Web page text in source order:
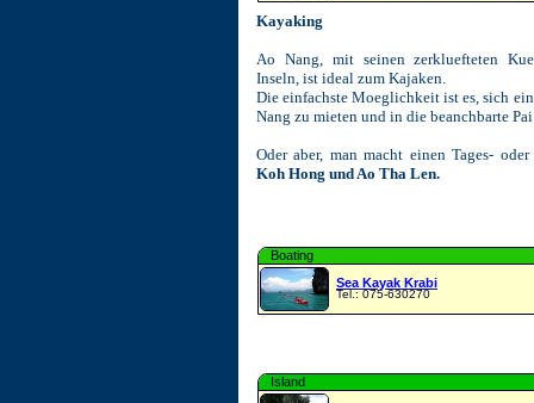
Kayaking
Ao Nang, mit seinen zerkluefteten
Inseln, ist ideal zum Kajaken.
Die einfachste Moeglichkeit ist es, sich
Nang zu mieten und in die beanchbarte
Oder aber, man macht einen Tages-
Koh Hong und Ao Tha Len.
Boating
Sea Kayak Krabi
Tel.: 075-630270
Island